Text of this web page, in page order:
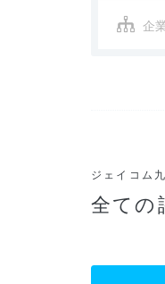
企
ジェイコム
全ての